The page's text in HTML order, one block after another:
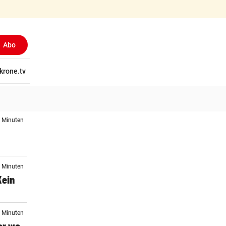
Abo
krone.tv
Minuten
Minuten
Minuten